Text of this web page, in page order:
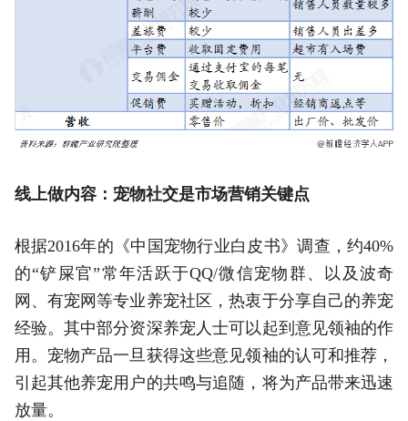
线上做内容：宠物社交是市场营销关键点
根据2016年的《中国宠物行业白皮书》调查，约40%
的“铲屎官”常年活跃于QQ/微信宠物群、以及波奇
网、有宠网等专业养宠社区，热衷于分享自己的养宠
经验。其中部分资深养宠人士可以起到意见领袖的作
用。宠物产品一旦获得这些意见领袖的认可和推荐，
引起其他养宠用户的共鸣与追随，将为产品带来迅速
放量。